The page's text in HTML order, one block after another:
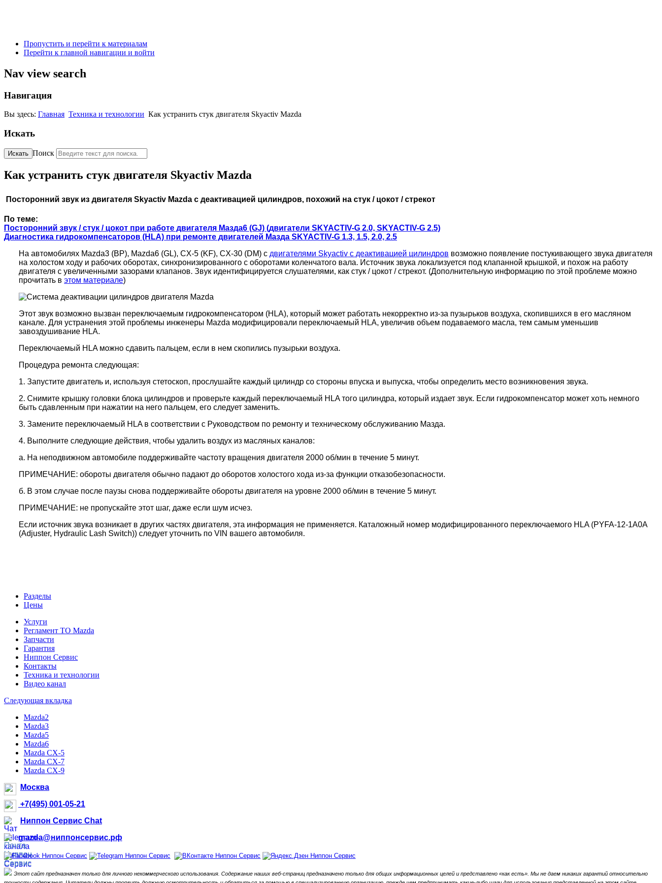
Пропустить и перейти к материалам
Перейти к главной навигации и войти
Nav view search
Навигация
Вы здесь: Главная Техника и технологии Как устранить стук двигателя Skyactiv Mazda
Искать
Искать Поиск
Как устранить стук двигателя Skyactiv Mazda
Посторонний звук из двигателя Skyactiv Mazda с деактивацией цилиндров, похожий на стук / цокот / стрекот
По теме:
Посторонний звук / стук / цокот при работе двигателя Мазда6 (GJ) (двигатели SKYACTIV-G 2.0, SKYACTIV-G 2.5)
Диагностика гидрокомпенсаторов (HLA) при ремонте двигателей Мазда SKYACTIV-G 1.3, 1.5, 2.0, 2.5
На автомобилях Mazda3 (BP), Mazda6 (GL), CX-5 (KF), CX-30 (DM) с двигателями Skyactiv с деактивацией цилиндров возможно появление постукивающего звука двигателя
на холостом ходу и рабочих оборотах, синхронизированного с оборотами коленчатого вала. Источник звука локализуется под клапанной крышкой, и похож на работу
двигателя с увеличенными зазорами клапанов. Звук идентифицируется слушателями, как стук / цокот / стрекот. (Дополнительную информацию по этой проблеме можно
прочитать в этом материале)
Этот звук возможно вызван переключаемым гидрокомпенсатором (HLA), который может работать некорректно из-за пузырьков воздуха, скопившихся в его масляном
канале. Для устранения этой проблемы инженеры Mazda модифицировали переключаемый HLA, увеличив объем подаваемого масла, тем самым уменьшив
завоздушивание HLA.
Переключаемый HLA можно сдавить пальцем, если в нем скопились пузырьки воздуха.
Процедура ремонта следующая:
1. Запустите двигатель и, используя стетоскоп, прослушайте каждый цилиндр со стороны впуска и выпуска, чтобы определить место возникновения звука.
2. Снимите крышку головки блока цилиндров и проверьте каждый переключаемый HLA того цилиндра, который издает звук. Если гидрокомпенсатор может хоть немного
быть сдавленным при нажатии на него пальцем, его следует заменить.
3. Замените переключаемый HLA в соответствии с Руководством по ремонту и техническому обслуживанию Мазда.
4. Выполните следующие действия, чтобы удалить воздух из масляных каналов:
а. На неподвижном автомобиле поддерживайте частоту вращения двигателя 2000 об/мин в течение 5 минут.
ПРИМЕЧАНИЕ: обороты двигателя обычно падают до оборотов холостого хода из-за функции отказобезопасности.
б. В этом случае после паузы снова поддерживайте обороты двигателя на уровне 2000 об/мин в течение 5 минут.
ПРИМЕЧАНИЕ: не пропускайте этот шаг, даже если шум исчез.
Если источник звука возникает в других частях двигателя, эта информация не применяется. Каталожный номер модифицированного переключаемого HLA (PYFA-12-1A0A
(Adjuster, Hydraulic Lash Switch)) следует уточнить по VIN вашего автомобиля.
Разделы
Цены
Услуги
Регламент ТО Mazda
Запчасти
Гарантия
Ниппон Сервис
Контакты
Техника и технологии
Видео канал
Следующая вкладка
Mazda2
Mazda3
Mazda5
Mazda6
Mazda CX-5
Mazda CX-7
Mazda CX-9
Москва
+7(495) 001-05-21
Ниппон Сервис Chat
mazda@ниппонсервис.рф
Этот сайт предназначен только для личного некоммерческого использования. Содержание наших веб-страниц предназначено только для общих информационных целей и представлено «как есть». Мы не даем никаких гарантий относительно